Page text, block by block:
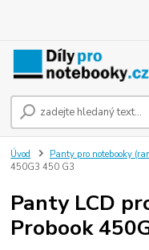
Úvod Panty pro notebooky
450G3 450 G3
Panty LCD
Probook